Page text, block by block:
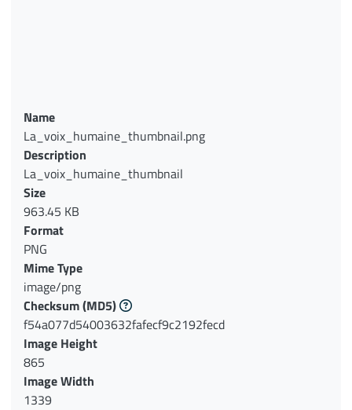
Name
La_voix_humaine_thumbnail.png
Description
La_voix_humaine_thumbnail
Size
963.45 KB
Format
PNG
Mime Type
image/png
Checksum(MD5)
f54a077d54003632fafecf9c2192fecd
Image Height
865
Image Width
1339